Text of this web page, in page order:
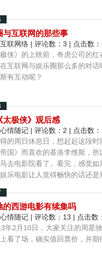
与互联网的那些事
互联网络 | 评论数：3 | 点击数
侠》的上映前，奇虎公司的
互联网与娱乐圈那么多的对
有互动呢？
太极侠》观后感
心情随记 | 评论数：2 | 点击数
的周日休息日，想起起这段
帝国》而喜欢的基洛李维斯，
去电影院看了。看完，感觉
乐电影让人觉得畅快的话还是
的西游电影有续集吗
心情随记 | 评论数：13 | 点击数
2月10日，大家关注的周星
看了场，确实值回票价，并期